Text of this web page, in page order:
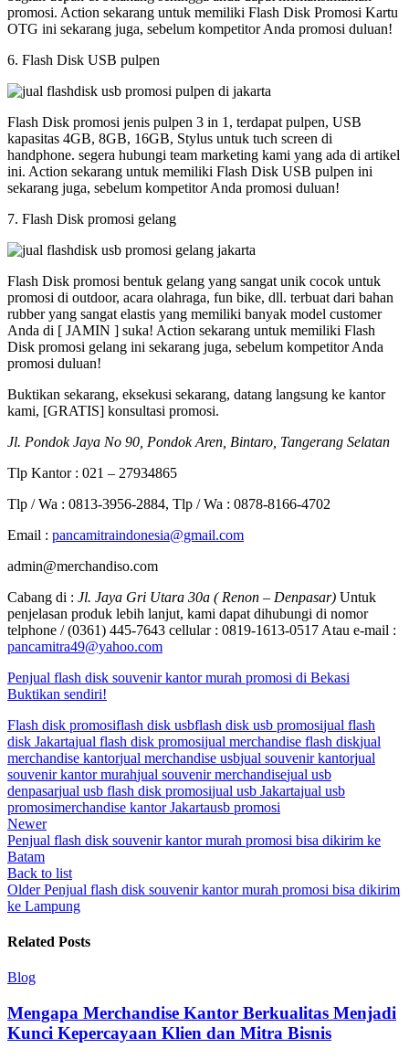
promosi. Action sekarang untuk memiliki Flash Disk Promosi Kartu
OTG ini sekarang juga, sebelum kompetitor Anda promosi duluan!
6. Flash Disk USB pulpen
Flash Disk promosi jenis pulpen 3 in 1, terdapat pulpen, USB
kapasitas 4GB, 8GB, 16GB, Stylus untuk tuch screen di
handphone. segera hubungi team marketing kami yang ada di artikel
ini. Action sekarang untuk memiliki Flash Disk USB pulpen ini
sekarang juga, sebelum kompetitor Anda promosi duluan!
7. Flash Disk promosi gelang
Flash Disk promosi bentuk gelang yang sangat unik cocok untuk
promosi di outdoor, acara olahraga, fun bike, dll. terbuat dari bahan
rubber yang sangat elastis yang memiliki banyak model customer
Anda di [ JAMIN ] suka! Action sekarang untuk memiliki Flash
Disk promosi gelang ini sekarang juga, sebelum kompetitor Anda
promosi duluan!
Buktikan sekarang, eksekusi sekarang, datang langsung ke kantor
kami, [GRATIS] konsultasi promosi.
Jl. Pondok Jaya No 90, Pondok Aren, Bintaro, Tangerang Selatan
Tlp Kantor : 021 – 27934865
Tlp / Wa : 0813-3956-2884, Tlp / Wa : 0878-8166-4702
Email : pancamitraindonesia@gmail.com
admin@merchandiso.com
Cabang di : Jl. Jaya Gri Utara 30a ( Renon – Denpasar) Untuk
penjelasan produk lebih lanjut, kami dapat dihubungi di nomor
telphone / (0361) 445-7643 cellular : 0819-1613-0517 Atau e-mail :
pancamitra49@yahoo.com
Penjual flash disk souvenir kantor murah promosi di Bekasi
Buktikan sendiri!
Flash disk promosiflash disk usbflash disk usb promosijual flash
disk Jakartajual flash disk promosijual merchandise flash diskjual
merchandise kantorjual merchandise usbjual souvenir kantorjual
souvenir kantor murahjual souvenir merchandisejual usb
denpasarjual usb flash disk promosijual usb Jakartajual usb
promosimerchandise kantor Jakartausb promosi
Newer
Penjual flash disk souvenir kantor murah promosi bisa dikirim ke
Batam
Back to list
Older Penjual flash disk souvenir kantor murah promosi bisa dikirim
ke Lampung
Related Posts
Blog
Mengapa Merchandise Kantor Berkualitas Menjadi
Kunci Kepercayaan Klien dan Mitra Bisnis